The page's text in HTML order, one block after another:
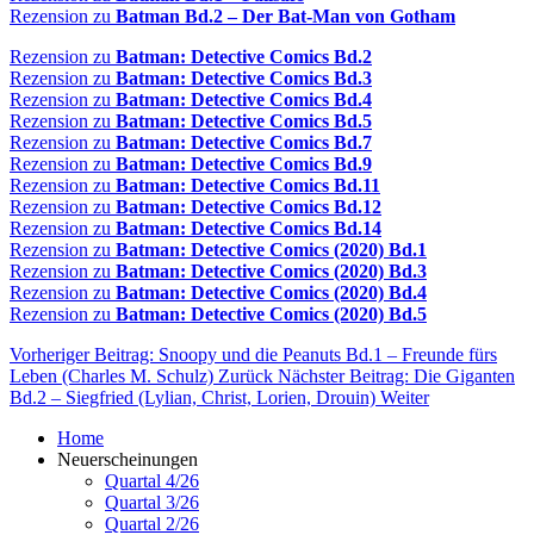
Rezension zu Batman Bd.2 – Der Bat-Man von Gotham
Rezension zu Batman: Detective Comics Bd.2
Rezension zu Batman: Detective Comics Bd.3
Rezension zu Batman: Detective Comics Bd.4
Rezension zu Batman: Detective Comics Bd.5
Rezension zu Batman: Detective Comics Bd.7
Rezension zu Batman: Detective Comics Bd.9
Rezension zu Batman: Detective Comics Bd.11
Rezension zu Batman: Detective Comics Bd.12
Rezension zu Batman: Detective Comics Bd.14
Rezension zu Batman: Detective Comics (2020) Bd.1
Rezension zu Batman: Detective Comics (2020) Bd.3
Rezension zu Batman: Detective Comics (2020) Bd.4
Rezension zu Batman: Detective Comics (2020) Bd.5
Vorheriger Beitrag: Snoopy und die Peanuts Bd.1 – Freunde fürs
Leben (Charles M. Schulz) Zurück Nächster Beitrag: Die Giganten
Bd.2 – Siegfried (Lylian, Christ, Lorien, Drouin) Weiter
Home
Neuerscheinungen
Quartal 4/26
Quartal 3/26
Quartal 2/26